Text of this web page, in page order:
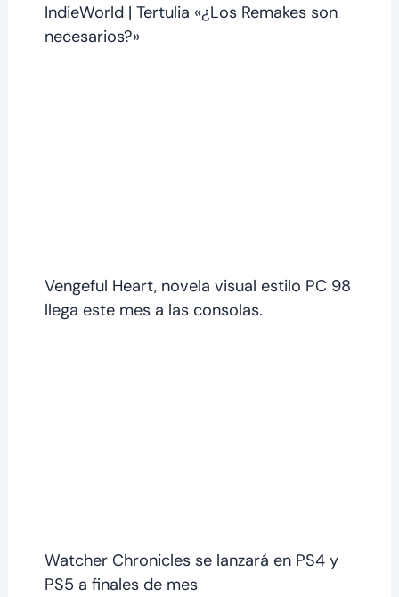
IndieWorld | Tertulia «¿Los Remakes son
necesarios?»
Vengeful Heart, novela visual estilo PC 98
llega este mes a las consolas.
Watcher Chronicles se lanzará en PS4 y
PS5 a finales de mes